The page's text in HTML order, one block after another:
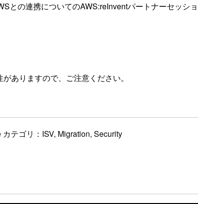
との連携についてのAWS:reInventパートナーセッシ
ありますので、ご注意ください。
テゴリ：ISV, Migration, Security